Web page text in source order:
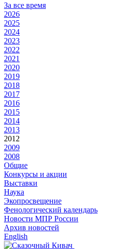
За все время
2026
2025
2024
2023
2022
2021
2020
2019
2018
2017
2016
2015
2014
2013
2012
2009
2008
Общие
Конкурсы и акции
Выставки
Наука
Экопросвещение
Фенологический календарь
Новости МПР России
Архив новостей
English